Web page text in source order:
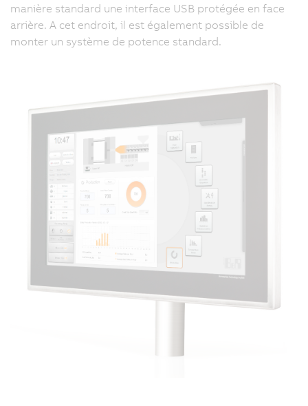
manière standard une interface USB protégée en face
arrière. A cet endroit, il est également possible de
monter un système de potence standard.